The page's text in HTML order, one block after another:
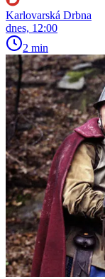
Karlovarská Drbna
dnes, 12:00
2 min